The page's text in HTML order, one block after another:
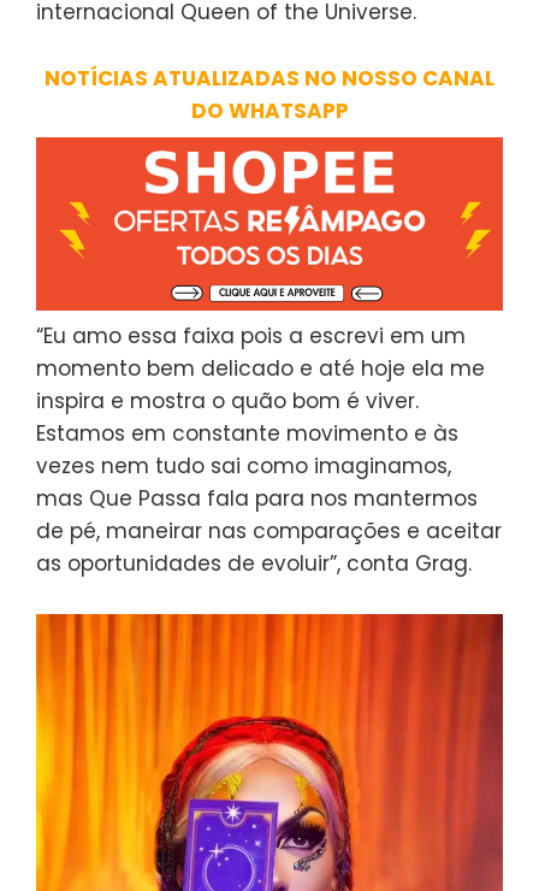
internacional Queen of the Universe.
NOTÍCIAS ATUALIZADAS NO NOSSO CANAL
DO WHATSAPP
“Eu amo essa faixa pois a escrevi em um
momento bem delicado e até hoje ela me
inspira e mostra o quão bom é viver.
Estamos em constante movimento e às
vezes nem tudo sai como imaginamos,
mas Que Passa fala para nos mantermos
de pé, maneirar nas comparações e aceitar
as oportunidades de evoluir”, conta Grag.